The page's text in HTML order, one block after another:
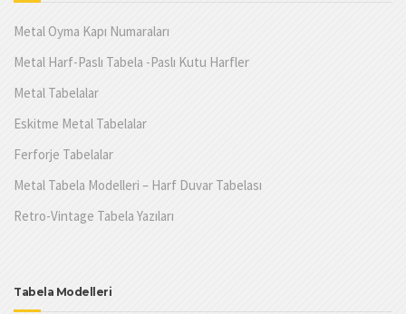
Metal Oyma Kapı Numaraları
Metal Harf-Paslı Tabela -Paslı Kutu Harfler
Metal Tabelalar
Eskitme Metal Tabelalar
Ferforje Tabelalar
Metal Tabela Modelleri – Harf Duvar Tabelası
Retro-Vintage Tabela Yazıları
Tabela Modelleri